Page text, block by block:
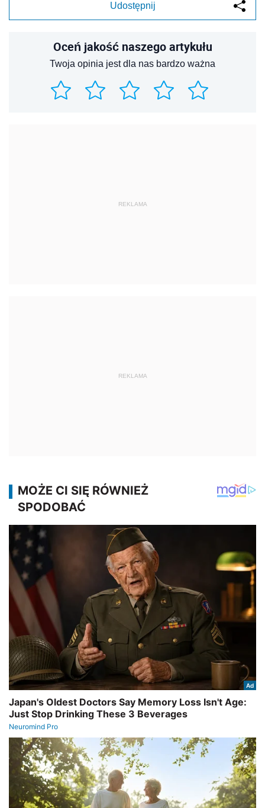
Udostępnij
Oceń jakość naszego artykułu
Twoja opinia jest dla nas bardzo ważna
REKLAMA
REKLAMA